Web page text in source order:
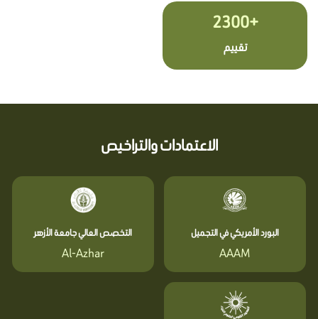
+2300
تقييم
الاعتمادات والتراخيص
البورد الأمريكي في التجميل
AAAM
التخصص العالي جامعة الأزهر
Al-Azhar